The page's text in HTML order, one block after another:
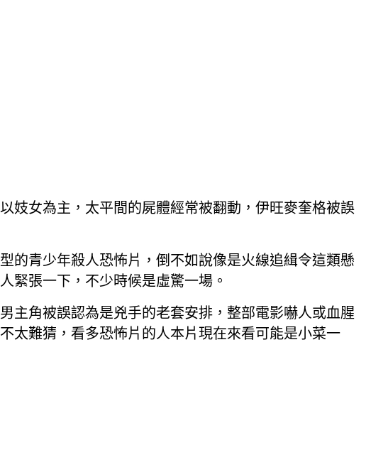
妓女為主，太平間的屍體經常被翻動，伊旺麥奎格被誤
的青少年殺人恐怖片，倒不如說像是火線追緝令這類懸
緊張一下，不少時候是虛驚一場。
主角被誤認為是兇手的老套安排，整部電影嚇人或血腥
太難猜，看多恐怖片的人本片現在來看可能是小菜一